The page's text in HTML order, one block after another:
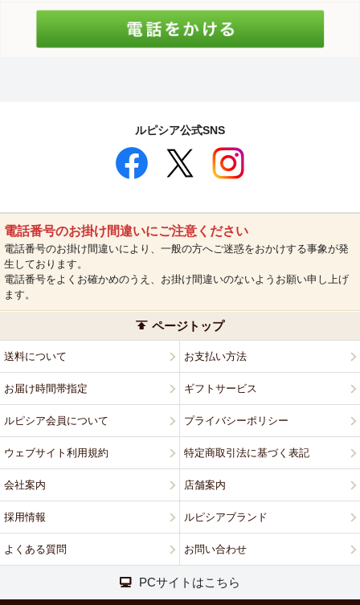
ルピシア公式SNS
電話番号のお掛け間違いにご注意ください
電話番号のお掛け間違いにより、一般の方へご迷惑をおかけする事象が発
生しております。
電話番号をよくお確かめのうえ、お掛け間違いのないようお願い申し上げ
ます。
ページトップ
送料について お支払い方法
お届け時間帯指定 ギフトサービス
ルピシア会員について プライバシーポリシー
ウェブサイト利用規約 特定商取引法に基づく表記
会社案内 店舗案内
採用情報 ルピシアブランド
よくある質問 お問い合わせ
PCサイトはこちら